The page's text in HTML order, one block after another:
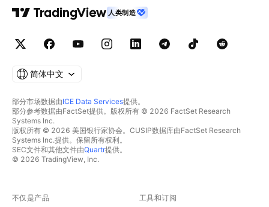
人类制造
简体中文
部分市场数据由ICE Data Services提供。
部分参考数据由FactSet提供。版权所有 © 2026 FactSet Research
Systems Inc.
版权所有 © 2026 美国银行家协会。CUSIP数据库由FactSet Research
Systems Inc.提供。保留所有权利。
SEC文件和其他文件由Quartr提供。
© 2026 TradingView, Inc.
不仅是产品 工具和订阅